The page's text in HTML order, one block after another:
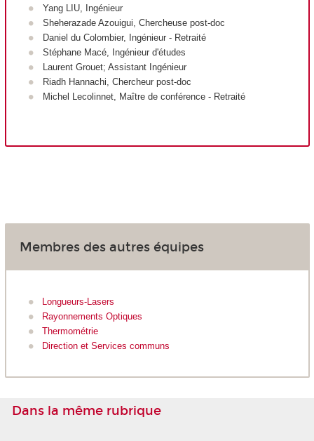
Yang LIU, Ingénieur
Sheherazade Azouigui, Chercheuse post-doc
Daniel du Colombier, Ingénieur - Retraité
Stéphane Macé, Ingénieur d'études
Laurent Grouet; Assistant Ingénieur
Riadh Hannachi, Chercheur post-doc
Michel Lecolinnet, Maître de conférence - Retraité
Membres des autres équipes
Longueurs-Lasers
Rayonnements Optiques
Thermométrie
Direction et Services communs
Dans la même rubrique